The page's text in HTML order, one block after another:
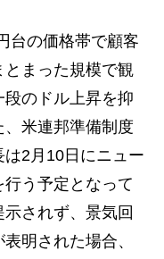
台の価格帯で顧客
まった規模で観
のドル上昇を抑
米連邦準備制度
2月10日にニュー
う予定となって
されず、景気回
明された場合、